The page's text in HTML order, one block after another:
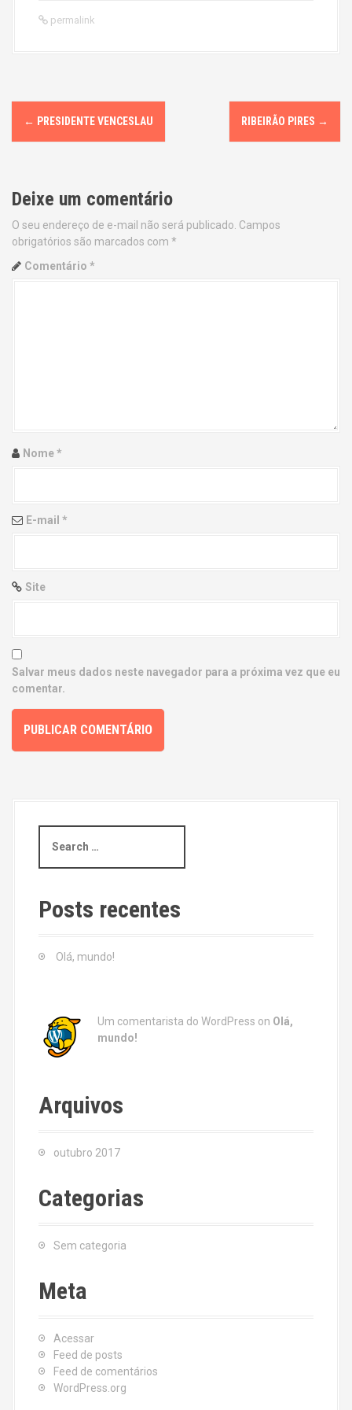
permalink
P
o
t
n
a
i
n
← PRESIDENTE VENCESLAU RIBEIRÃO PIRES →
Deixe um comentário
O seu endereço de e-mail não será publicado. Campos
obrigatórios são marcados com *
Comentário *
Nome*
E-mail *
Site
Salvar meus dados neste navegador para a próxima vez que eu
comentar.
a
c
h
Posts recentes
Olá, mundo!
Um comentarista do WordPress on Olá,
mundo!
Arquivos
outubro 2017
Categorias
Sem categoria
Meta
Acessar
Feed de posts
Feed de comentários
WordPress.org